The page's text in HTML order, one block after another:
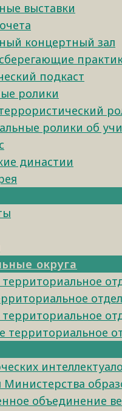
выставки
концертный зал
подкаст
ролики
ролики об
династии
округа
территориальное
объединение